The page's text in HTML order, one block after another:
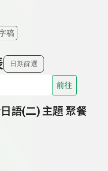
稿
日期篩選
前往
語(二) 主題 聚餐